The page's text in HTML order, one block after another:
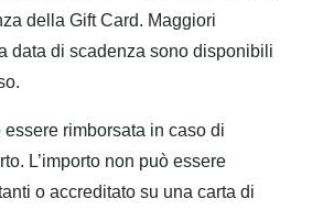
della Gift Card. Maggiori
data di scadenza sono disponibili
essere rimborsata in caso di
L’importo non può essere
o accreditato su una carta di